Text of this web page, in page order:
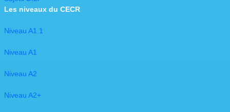
Les niveaux du CECR
Niveau A1.1
Niveau A1
Niveau A2
Niveau A2+